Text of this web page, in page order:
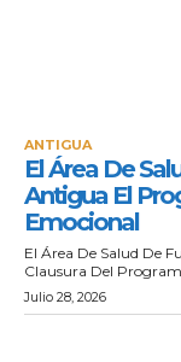
ANTIGUA
El Área De
Antigua El
Emocional
El Área De Salud De
Clausura Del
Julio 28, 2026